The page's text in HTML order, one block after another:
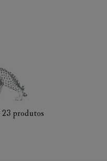
23 produtos